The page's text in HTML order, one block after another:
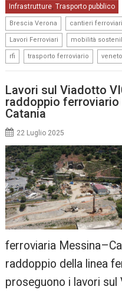
Infrastrutture,Trasporto pubblico
Brescia Verona cantieri ferroviari
Lavori Ferroviari mobilità
rfi trasporto ferroviario veneto
Lavori sul Viadotto
raddoppio
Catania
22 Luglio 2025
ferroviaria
raddoppio della linea
proseguono i lavori sul